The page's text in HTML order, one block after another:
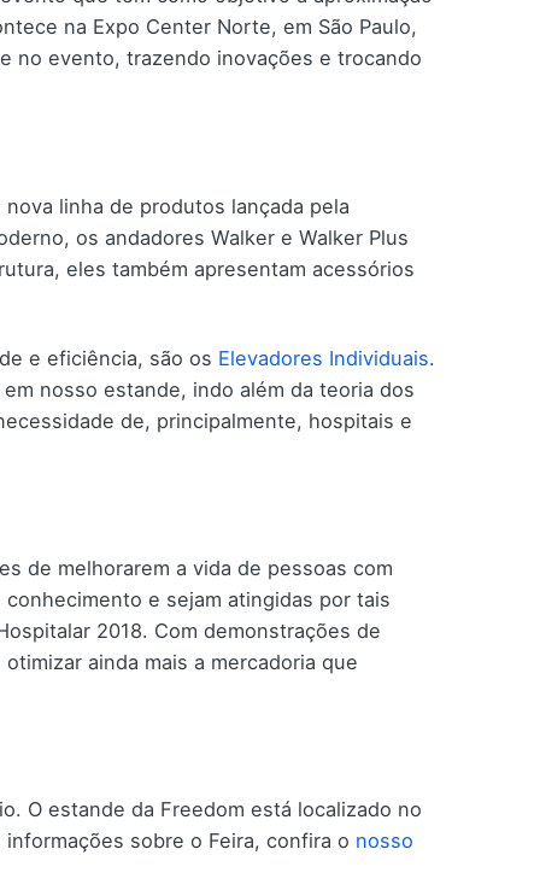
na Expo Center Norte, em São Paulo,
no evento, trazendo inovações e trocando
nova linha de produtos lançada pela
os andadores Walker e Walker Plus
eles também apresentam acessórios
e eficiência, são os Elevadores Individuais.
nosso estande, indo além da teoria dos
de, principalmente, hospitais e
de melhorarem a vida de pessoas com
e sejam atingidas por tais
2018. Com demonstrações de
ainda mais a mercadoria que
O estande da Freedom está localizado no
informações sobre o Feira, confira o nosso